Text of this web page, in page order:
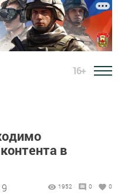
16+
в
1952 0 0